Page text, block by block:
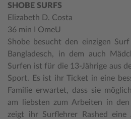
SHOBE SURFS
Elizabeth D. Costa
36 min I OmeU
Shobe besucht den einzigen
Bangladesch, in dem auch
Surfen ist für die 13-Jährige aus
Sport. Es ist ihr Ticket in eine
Familie erwartet, dass sie
am liebsten zum Arbeiten in
zeigt ihr Surflehrer Rashed